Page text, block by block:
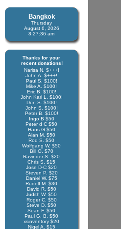
Bangkok
Thursday
August 6, 2026
8:27:37 am
Thanks for your
recent donations!
Narisa N. $+++!
John A. $+++!
Paul S. $100!
Mike A. $100!
Eric B. $100!
John Karl L. $100!
Don S. $100!
John S. $100!
Peter B. $100!
Ingo B $50
Peter d C $50
Hans G $50
Alan M. $50
Rod S. $50
Wolfgang W. $50
Bill O. $70
Ravinder S. $20
Chris S. $15
Jose D-C $20
Steven P. $20
Daniel W. $75
Rudolf M. $30
David R. $50
Judith W. $50
Roger C. $50
Steve D. $50
Sean F. $50
Paul G. B. $50
xsinventory $20
Nigel A. $15